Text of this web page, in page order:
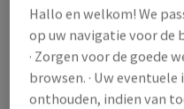
/ 1 000 Vel
(162 kg )
OP VOORRAAD
Hallo en welkom! We
op uw navigatie voor de
· Zorgen voor de goede
browsen. · Uw
onthouden, indien van